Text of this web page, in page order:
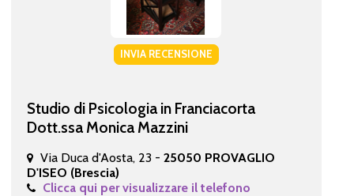
INVIA RECENSIONE
Studio di Psicologia in Franciacorta
Dott.ssa Monica Mazzini
Via Duca d'Aosta, 23 - 25050 PROVAGLIO
D'ISEO (Brescia)
Clicca qui per visualizzare il telefono